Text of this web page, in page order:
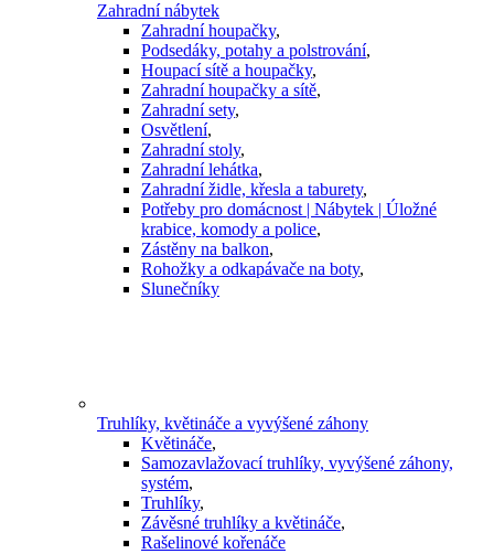
Zahradní nábytek
Zahradní houpačky,
Podsedáky, potahy a polstrování,
Houpací sítě a houpačky,
Zahradní houpačky a sítě,
Zahradní sety,
Osvětlení,
Zahradní stoly,
Zahradní lehátka,
Zahradní židle, křesla a taburety,
Potřeby pro domácnost | Nábytek | Úložné
krabice, komody a police,
Zástěny na balkon,
Rohožky a odkapávače na boty,
Slunečníky
Truhlíky, květináče a vyvýšené záhony
Květináče,
Samozavlažovací truhlíky, vyvýšené záhony,
systém,
Truhlíky,
Závěsné truhlíky a květináče,
Rašelinové kořenáče